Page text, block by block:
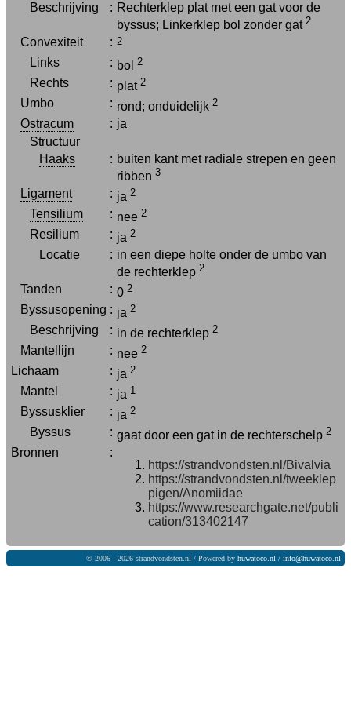
Beschrijving : Rechterklep plat met een gat voor de
byssus; Linkerklep bol zonder gat 2
Convexiteit : 2
Links : bol 2
Rechts : plat 2
Umbo : rond; onduidelijk 2
Ostracum : ja
Structuur
Haaks
: buiten kant met radiale strepen en geen
ribben 3
Ligament : ja 2
Tensilium : nee 2
Resilium : ja 2
Locatie : in een diepe holte onder de umbo van
de rechterklep 2
Tanden : 0 2
Byssusopening : ja 2
Beschrijving : in de rechterklep 2
Mantellijn : nee 2
Lichaam : ja 2
Mantel : ja 1
Byssusklier : ja 2
Byssus : gaat door een gat in de rechterschelp 2
Bronnen
:
https://strandvondsten.nl/Bivalvia
https://strandvondsten.nl/tweeklep
pigen/Anomiidae
https://www.researchgate.net/publi
cation/313402147
© 2006 - 2026 strandvondsten.nl / Powered by huwatoco.nl / info@huwatoco.nl